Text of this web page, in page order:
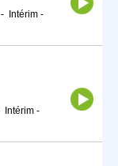
- Intérim -
Intérim -